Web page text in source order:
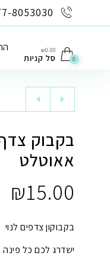
8053030
₪0.00
סל קניות 0
בקבוק
אאוטלט
₪15.00
בקבוקון צדפים לנוי
ישדרג לכם כל פינה